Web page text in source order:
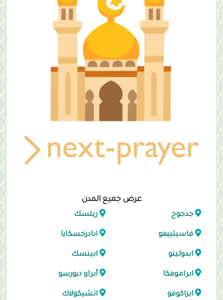
عرض جميع المدن
جدجوخ ريلسك
فاسيلييفو ابادزخسكايا
ابدولينو ابينسك
ابراموفكا أبراو ديورسو
ابزاكوفو اتشيكولاك